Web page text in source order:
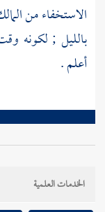
الاستخفاء من
بالليل ; لكونه
أعلم .
الخدمات العلمية